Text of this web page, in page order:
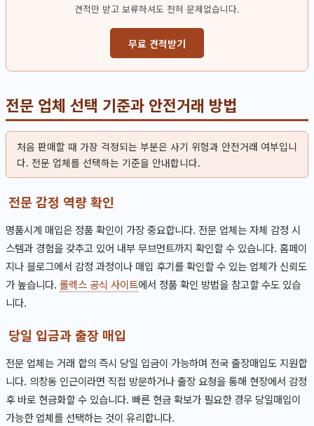
견적만 받고 보류하셔도 전혀 문제없습니다.
무료 견적받기
전문 업체 선택 기준과 안전거래 방법
처음 판매할 때 가장 걱정되는 부분은 사기 위험과 안전거래 여부입니
다. 전문 업체를 선택하는 기준을 안내합니다.
전문 감정 역량 확인
명품시계 매입은 정품 확인이 가장 중요합니다. 전문 업체는 자체 감정 시
스템과 경험을 갖추고 있어 내부 무브먼트까지 확인할 수 있습니다. 홈페이
지나 블로그에서 감정 과정이나 매입 후기를 확인할 수 있는 업체가 신뢰도
가 높습니다. 롤렉스 공식 사이트에서 정품 확인 방법을 참고할 수도 있습
니다.
당일 입금과 출장 매입
전문 업체는 거래 합의 즉시 당일 입금이 가능하며 전국 출장매입도 지원합
니다. 의창동 인근이라면 직접 방문하거나 출장 요청을 통해 현장에서 감정
후 바로 현금화할 수 있습니다. 빠른 현금 확보가 필요한 경우 당일매입이
가능한 업체를 선택하는 것이 유리합니다.